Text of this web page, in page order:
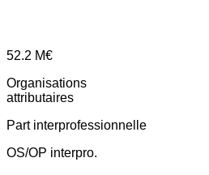
52.2 M€
Organisations
attributaires
Part interprofessionnelle
OS/OP interpro.